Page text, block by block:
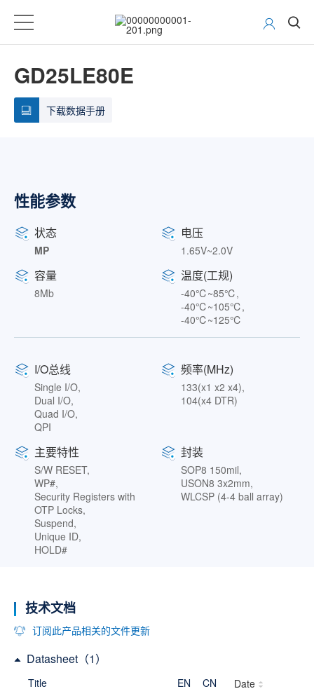
GD25LE80E
下载数据手册
性能参数
状态
MP
电压
1.65V~2.0V
容量
8Mb
温度(工规)
-40℃~85℃,
-40℃~105℃,
-40℃~125℃
I/O总线
Single I/O,
Dual I/O,
Quad I/O,
QPI
频率(MHz)
133(x1 x2 x4),
104(x4 DTR)
主要特性
S/W RESET,
WP#,
Security Registers with
OTP Locks,
Suspend,
Unique ID,
HOLD#
封装
SOP8 150mil,
USON8 3x2mm,
WLCSP (4-4 ball array)
技术文档
订阅此产品相关的文件更新
Datasheet（1）
Title EN CN Date